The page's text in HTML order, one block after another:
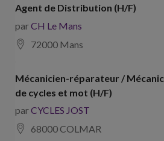
Agent de Distribution (H/F)
parCH Le Mans
72000 Mans
Mécanicien-réparateur /
de cycles et mot (H/F)
parCYCLES JOST
68000 COLMAR